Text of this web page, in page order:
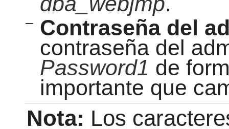
– Contraseña del
contraseña del
Password1 de
importante que
Nota: Los